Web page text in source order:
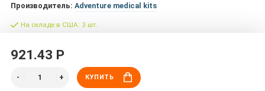
Производитель: Adventure medical kits
На складе в США: 3 шт.
921.43 Р
КУПИТЬ